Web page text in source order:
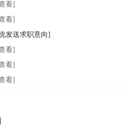
看]
看]
发送求职意向]
看]
看]
看]